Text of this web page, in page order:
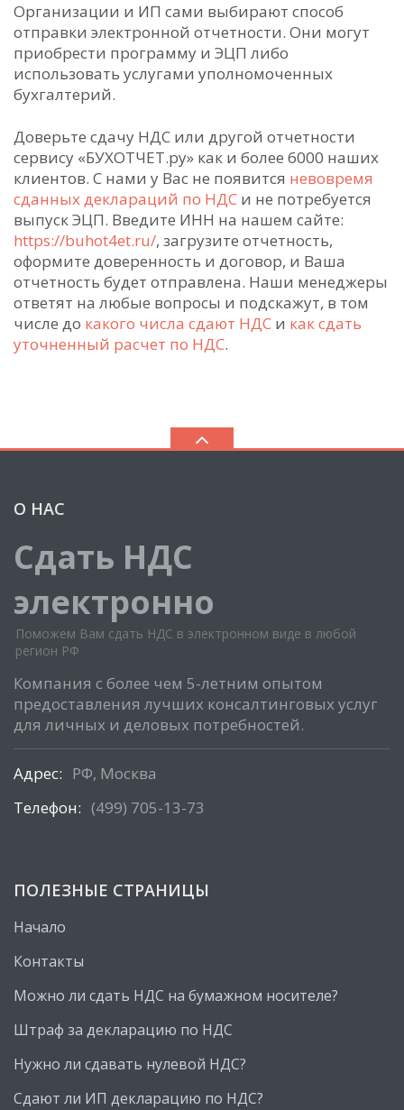
Организации и ИП сами выбирают способ
отправки электронной отчетности. Они могут
приобрести программу и ЭЦП либо
использовать услугами уполномоченных
бухгалтерий.
Доверьте сдачу НДС или другой отчетности
сервису «БУХОТЧЕТ.ру» как и более 6000 наших
клиентов. С нами у Вас не появится невовремя
сданных деклараций по НДС и не потребуется
выпуск ЭЦП. Введите ИНН на нашем сайте:
https://buhot4et.ru/, загрузите отчетность,
оформите доверенность и договор, и Ваша
отчетность будет отправлена. Наши менеджеры
ответят на любые вопросы и подскажут, в том
числе до какого числа сдают НДС и как сдать
уточненный расчет по НДС.
О НАС
Сдать НДС
электронно
Поможем Вам сдать НДС в электронном виде в любой
регион РФ
Компания с более чем 5-летним опытом
предоставления лучших консалтинговых услуг
для личных и деловых потребностей.
Адрес: РФ, Москва
Телефон: (499) 705-13-73
ПОЛЕЗНЫЕ СТРАНИЦЫ
Начало
Контакты
Можно ли сдать НДС на бумажном носителе?
Штраф за декларацию по НДС
Нужно ли сдавать нулевой НДС?
Сдают ли ИП декларацию по НДС?